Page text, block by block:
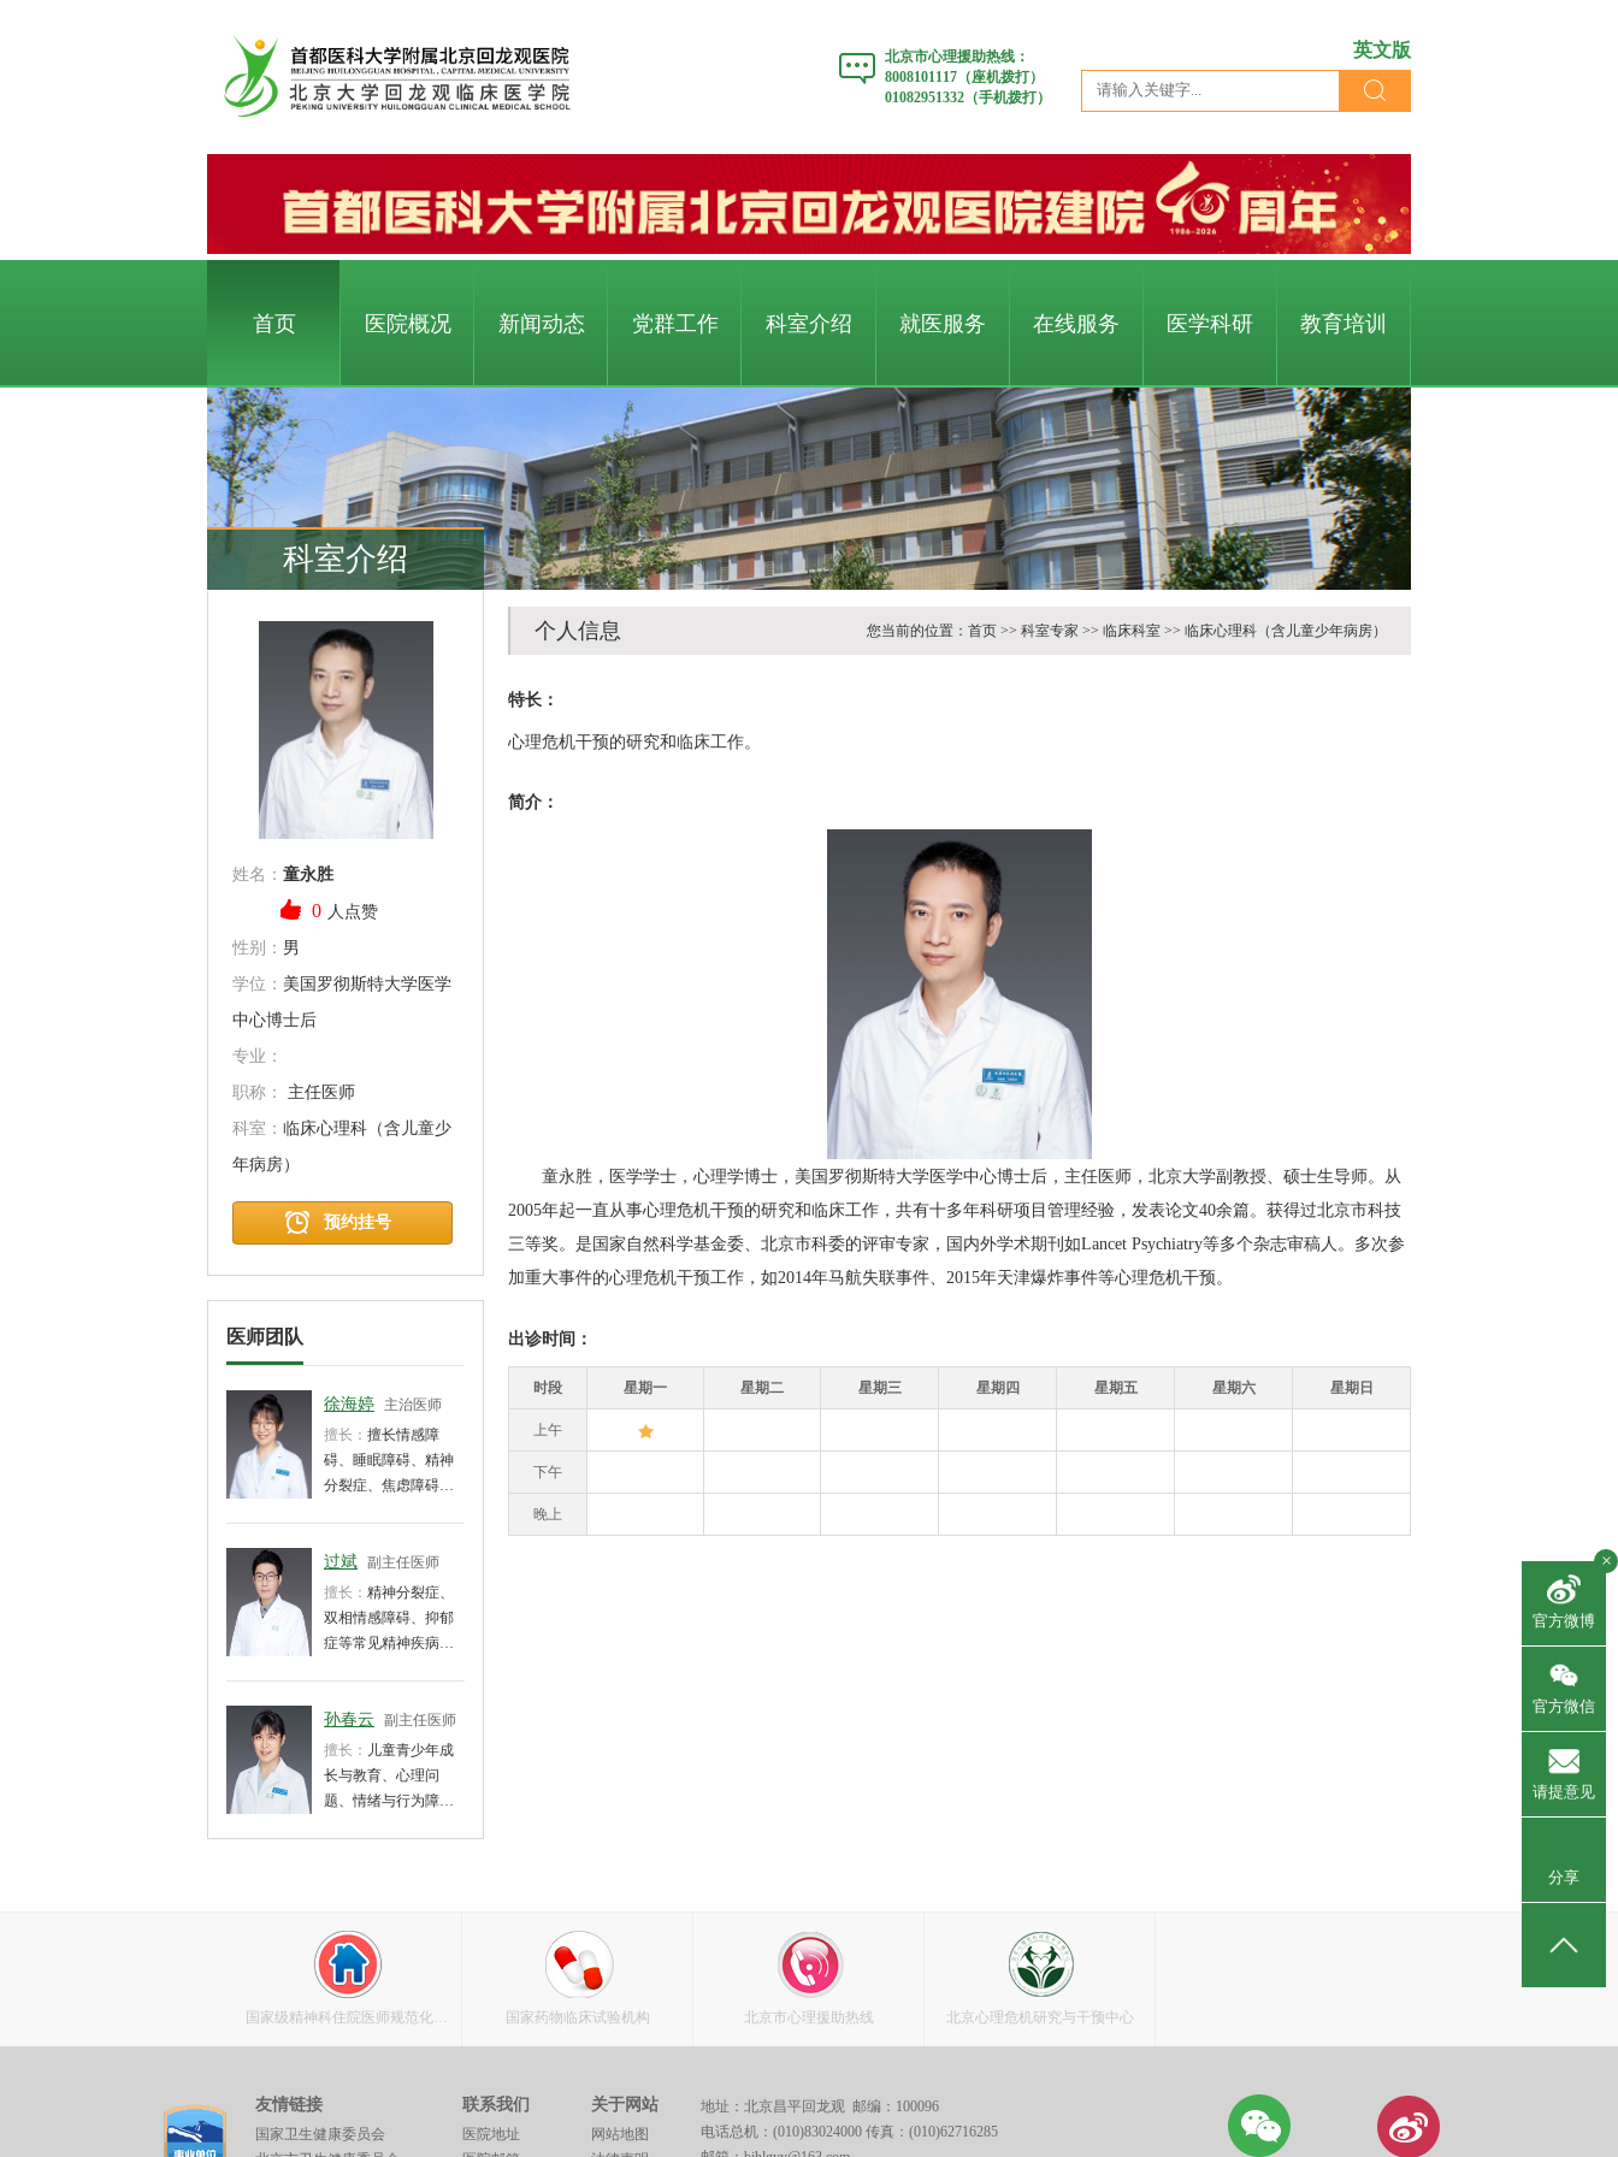
北京市心理援助热线：
8008101117（座机拨打）
01082951332（手机拨打）
英文版
首页 医院概况 新闻动态 党群工作 科室介绍 就医服务 在线服务 医学科研 教育培训
科室介绍
姓名： 童永胜
0 人点赞
性别： 男
学位： 美国罗彻斯特大学医学
中心博士后
专业：
职称：
主任医师
科室： 临床心理科（含儿童少
年病房）
预约挂号
医师团队
徐海婷
主治医师
擅长： 擅长情感障
碍、睡眠障碍、精神
分裂症、焦虑障碍等
过斌 副主任医师
擅长： 精神分裂症、
双相情感障碍、抑郁
症等常见精神疾病的
治疗、健康教育。强
迫症、焦虑症、睡眠
障碍诊断与治疗；两
性心理、性心理障
孙春云
副主任医师
擅长： 儿童青少年成
长与教育、心理问
题、情绪与行为障
个人信息 您当前的位置： 首页 >> 科室专家 >> 临床科室 >> 临床心理科（含儿童少年病房）
特长：
心理危机干预的研究和临床工作。
简介：
童永胜，医学学士，心理学博士，美国罗彻斯特大学医学中心博士后，主任医师，北京大学副教授、硕士生导师。从
2005年起一直从事心理危机干预的研究和临床工作，共有十多年科研项目管理经验，发表论文40余篇。获得过北京市科技
三等奖。是国家自然科学基金委、北京市科委的评审专家，国内外学术期刊如Lancet Psychiatry等多个杂志审稿人。多次参
加重大事件的心理危机干预工作，如2014年马航失联事件、2015年天津爆炸事件等心理危机干预。
出诊时间：
时段 星期一 星期二 星期三 星期四 星期五 星期六 星期日
上午
下午
晚上
国家级精神科住院医师规范化培
国家药物临床试验机构 北京市心理援助热线 北京心理危机研究与干预中心
友情链接
国家卫生健康委员会
联系我们
医院地址
关于网站
网站地图
地址：北京昌平回龙观 邮编：100096
电话总机：(010)83024000 传真：(010)62716285
×
官方微博
官方微信
请提意见
分享